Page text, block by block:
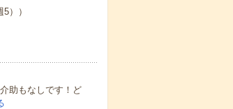
））
助もなしです！ど